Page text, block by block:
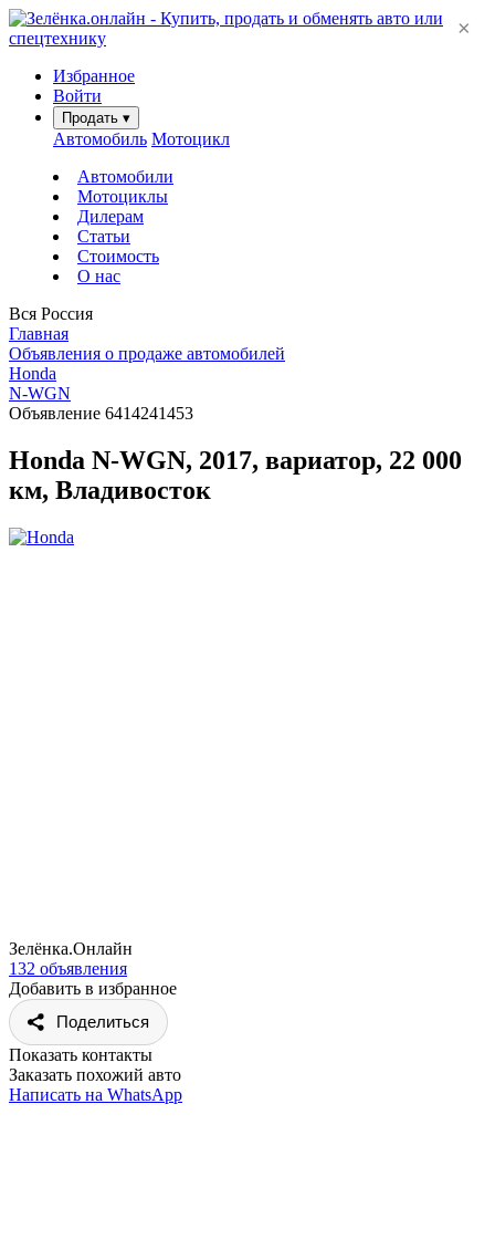
Избранное
Войти
Продать ▾
Автомобиль Мотоцикл
Автомобили
Мотоциклы
Дилерам
Статьи
Стоимость
О нас
Вся Россия
Главная
Объявления о продаже автомобилей
Honda
N-WGN
Объявление 6414241453
Honda N-WGN, 2017, вариатор, 22 000
км, Владивосток
Зелёнка.Онлайн
132 объявления
Добавить в избранное
Поделиться
Показать контакты
Заказать похожий авто
Написать на WhatsApp
×